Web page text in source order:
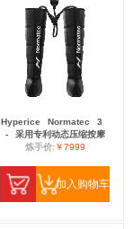
Hyperice Normatec
3
-
采用专利动态压缩按摩
炼手价:￥7999
加入购物车